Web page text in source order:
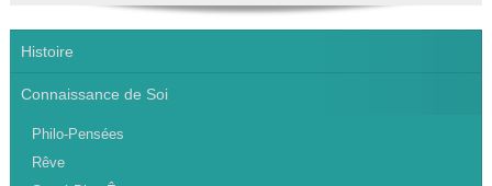
Histoire
Connaissance de Soi
Philo-Pensées
Rêve